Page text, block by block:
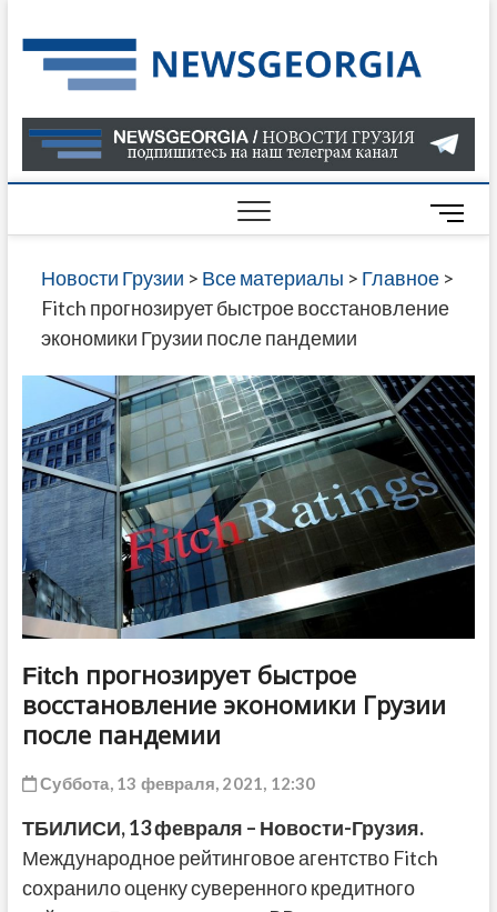
to
content
О
В
ГРУЗИИ
САЙТЕ
M
e
n
u
t
t
o
n
Новости Грузии > Все материалы > Главное>
Fitch прогнозирует быстрое восстановление
экономики Грузии после пандемии
Fitch прогнозирует быстрое
восстановление экономики Грузии
после пандемии
Суббота, 13 февраля, 2021, 12:30
ТБИЛИСИ, 13 февраля – Новости-Грузия.
Международное рейтинговое агентство Fitch
сохранило оценку суверенного кредитного